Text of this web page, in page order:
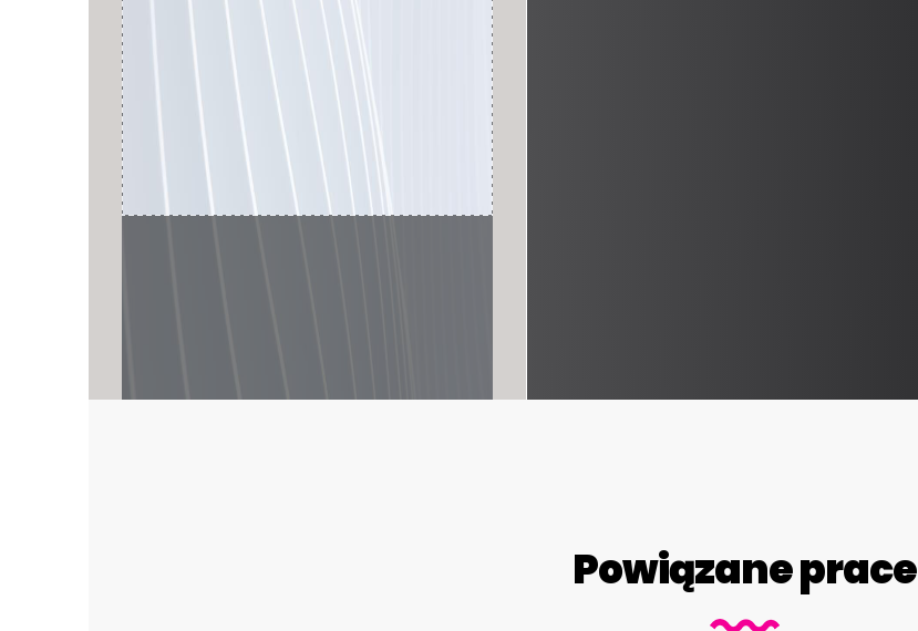
Powiązane prace